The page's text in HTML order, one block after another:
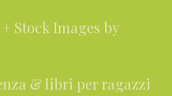
Stock Images by
& libri per ragazzi